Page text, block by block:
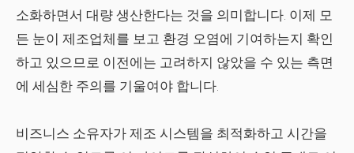
소화하면서 대량 생산한다는 것을 의미합니다. 이제 모
든 눈이 제조업체를 보고 환경 오염에 기여하는지 확인
하고 있으므로 이전에는 고려하지 않았을 수 있는 측면
에 세심한 주의를 기울여야 합니다.
비즈니스 소유자가 제조 시스템을 최적화하고 시간을